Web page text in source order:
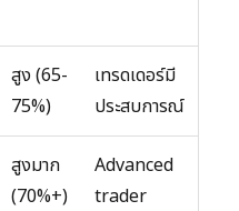
สูง (65-
75%)
เทรดเดอร์มี
ประสบการณ์
สูงมาก
(70%+)
Advanced
trader